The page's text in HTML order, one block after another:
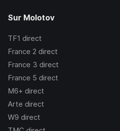
Sur Molotov
TF1 direct
France 2 direct
France 3 direct
France 5 direct
M6+ direct
Arte direct
W9 direct